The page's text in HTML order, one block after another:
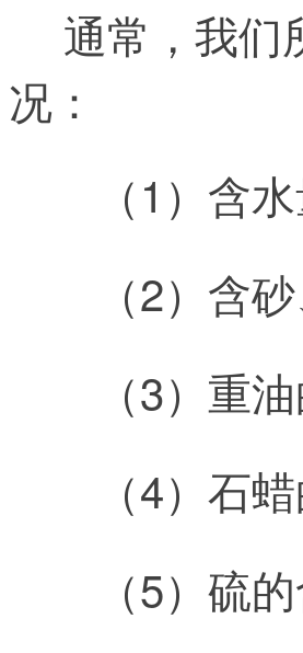
通常，我们
况：
（1）含
（2）含砂
（3）重油
（4）石蜡
（5）硫的